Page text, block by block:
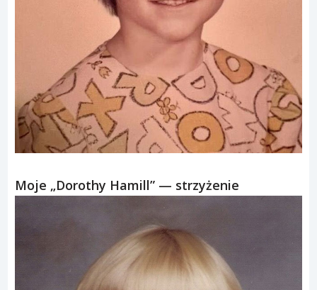
Moje „Dorothy Hamill” — strzyżenie